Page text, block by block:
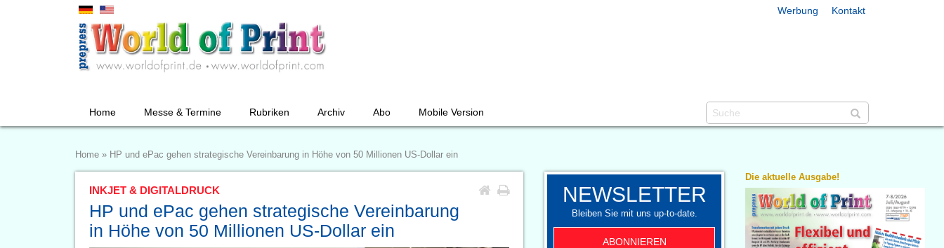
Werbung Kontakt
Home Messe & Termine Rubriken Archiv Abo Mobile Version
Home » HP und ePac gehen strategische Vereinbarung in Höhe von 50 Millionen US-Dollar ein
INKJET & DIGITALDRUCK
HP und ePac gehen strategische Vereinbarung
in Höhe von 50 Millionen US-Dollar ein
NEWSLETTER
Bleiben Sie mit uns up-to-date.
ABONNIEREN
Die aktuelle Ausgabe!